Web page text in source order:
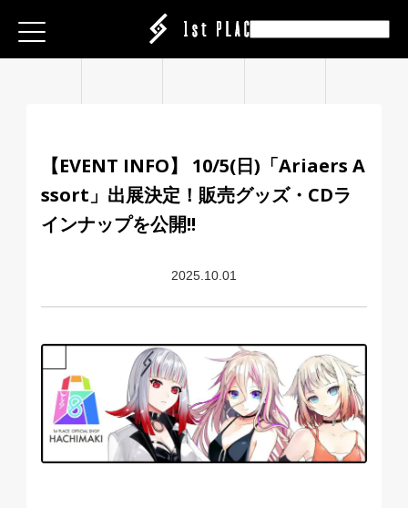
【EVENT INFO】 10/5(日)「Ariaers A
ssort」出展決定！販売グッズ・CDラ
インナップを公開!!
2025.10.01